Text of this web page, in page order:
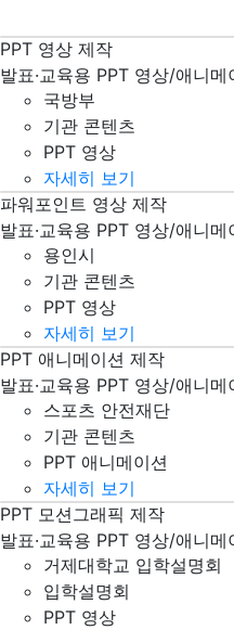
국방부 PPT 파워포인트 영상
PPT 영상 제작
발표·교육용 PPT 영상/애니
국방부
기관 콘텐츠
PPT 영상
자세히 보기
용인시 PPT 파워포인트 영상
파워포인트 영상 제작
발표·교육용 PPT 영상/애니
용인시
기관 콘텐츠
PPT 영상
자세히 보기
스포츠 안전재단 PPT 파워포
PPT 애니메이션 제작
발표·교육용 PPT 영상/애니
스포츠 안전재단
기관 콘텐츠
PPT 애니메이션
자세히 보기
거제대학교 입학설명회 PPT
PPT 모션그래픽 제작
발표·교육용 PPT 영상/애니
거제대학교 입학설명회
입학설명회
PPT 영상